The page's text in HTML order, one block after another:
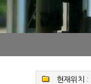
현재위치 :